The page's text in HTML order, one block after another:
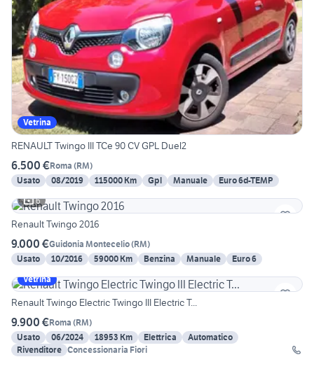
Vetrina
RENAULT Twingo III TCe 90 CV GPL Duel2
6.500 €Roma (RM)
Usato
08/2019 115000 Km Gpl Manuale
Euro 6d-TEMP
6
Renault Twingo 2016
9.000 €Guidonia Montecelio(RM)
Usato
10/2016 59000 Km Benzina Manuale
Euro 6
Vetrina
Renault Twingo Electric Twingo III Electric T...
9.900 €Roma (RM)
Usato
06/2024 18953 Km Elettrica
Automatico
Rivenditore Concessionaria Fiori